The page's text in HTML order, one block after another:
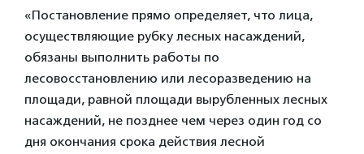
«Постановление прямо определяет, что лица,
осуществляющие рубку лесных насаждений,
обязаны выполнить работы по
лесовосстановлению или лесоразведению на
площади, равной площади вырубленных лесных
насаждений, не позднее чем через один год со
дня окончания срока действия лесной